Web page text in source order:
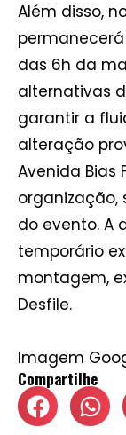
Além disso,
das 6h da
alternativas
garantir a
alteração
Avenida Bias
do evento. A
temporário
montagem,
Desfile.
Imagem
Compartilhe